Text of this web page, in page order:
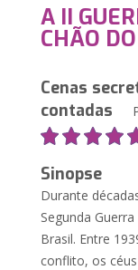
A II
CHÃO
Cenas
contadas
Sinopse
Durante
Segunda
Brasil. Entre
conflito, os